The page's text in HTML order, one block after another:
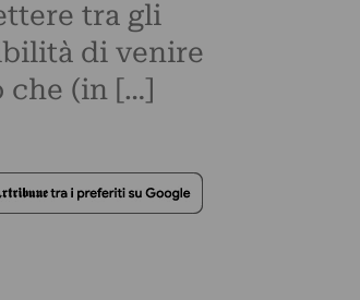
tra gli
di venire
che (in […]